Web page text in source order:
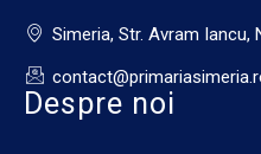
Simeria, Str. Avram Iancu,
Despre noi